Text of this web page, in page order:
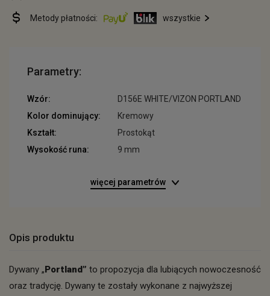
Metody płatności: wszystkie
Parametry:
Wzór:
D156E WHITE/VIZON PORTLAND
Kolor dominujący:
Kremowy
Kształt:
Prostokąt
Wysokość runa:
9 mm
więcej parametrów
Opis produktu
Dywany „Portland” to propozycja dla lubiących nowoczesność
oraz tradycję. Dywany te zostały wykonane z najwyższej